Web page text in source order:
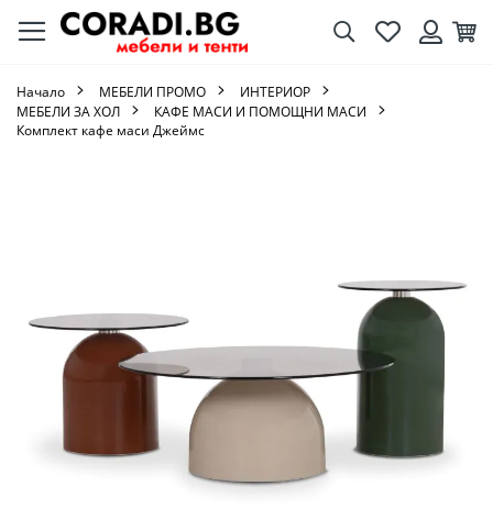
ТърсенеЛюбими
Начало МЕБЕЛИ ПРОМО
ИНТЕРИОР
МЕБЕЛИ ЗА ХОЛ
КАФЕ МАСИ И ПОМОЩНИ МАСИ
Комплект кафе маси Джеймс